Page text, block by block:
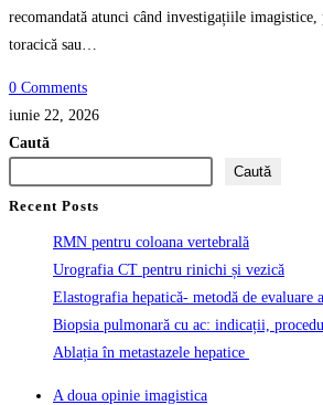
recomandată atunci când investigațiile
toracică sau…
0 Comments
iunie 22, 2026
Caută
Caută
Recent Posts
RMN pentru coloana vertebrală
Urografia CT pentru rinichi și vezică
Elastografia hepatică- metodă de evaluare
Biopsia pulmonară cu ac: indicații,
Ablația în metastazele hepatice
A doua opinie imagistica